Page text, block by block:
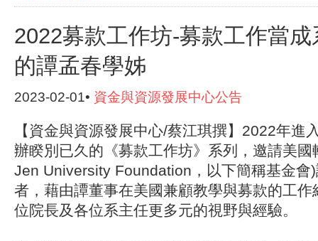
2022募款工作坊-募款工作當
的譚孟春學姊
2023-02-01• 資金與資源發展中心公告
【資金與資源發展中心/蔡江琪撰】2022年進
辦睽別已久的《募款工作坊》系列，邀請美
Jen University Foundation，以下簡稱基金會
者，藉由譚董事在美國兼顧教學與募款的工作
位院長及各位系主任更多元的視野與經驗。